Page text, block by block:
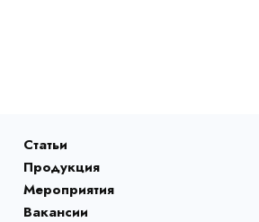
Статьи
Продукция
Мероприятия
Вакансии